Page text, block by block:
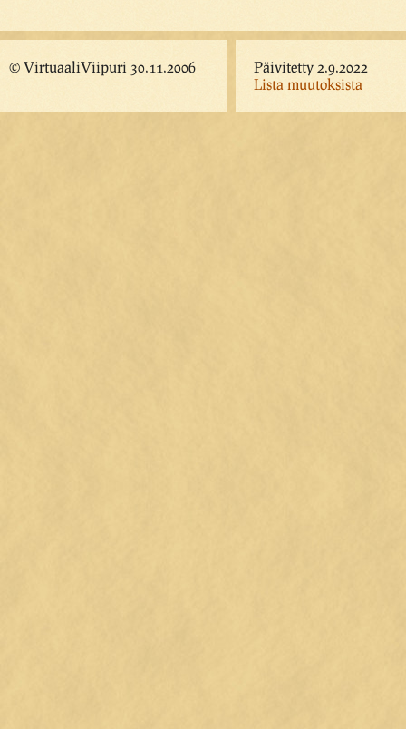
© VirtuaaliViipuri 30.11.2006
Päivitetty 2.9.2022
Lista muutoksista